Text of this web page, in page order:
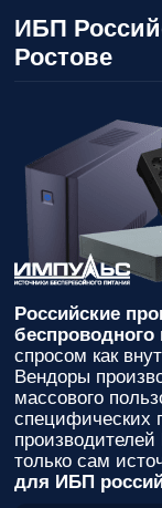
ИБП
Ростове
Российские
беспроводного
спросом как
Вендоры
массового
специфических
производителей
только сам
для ИБП